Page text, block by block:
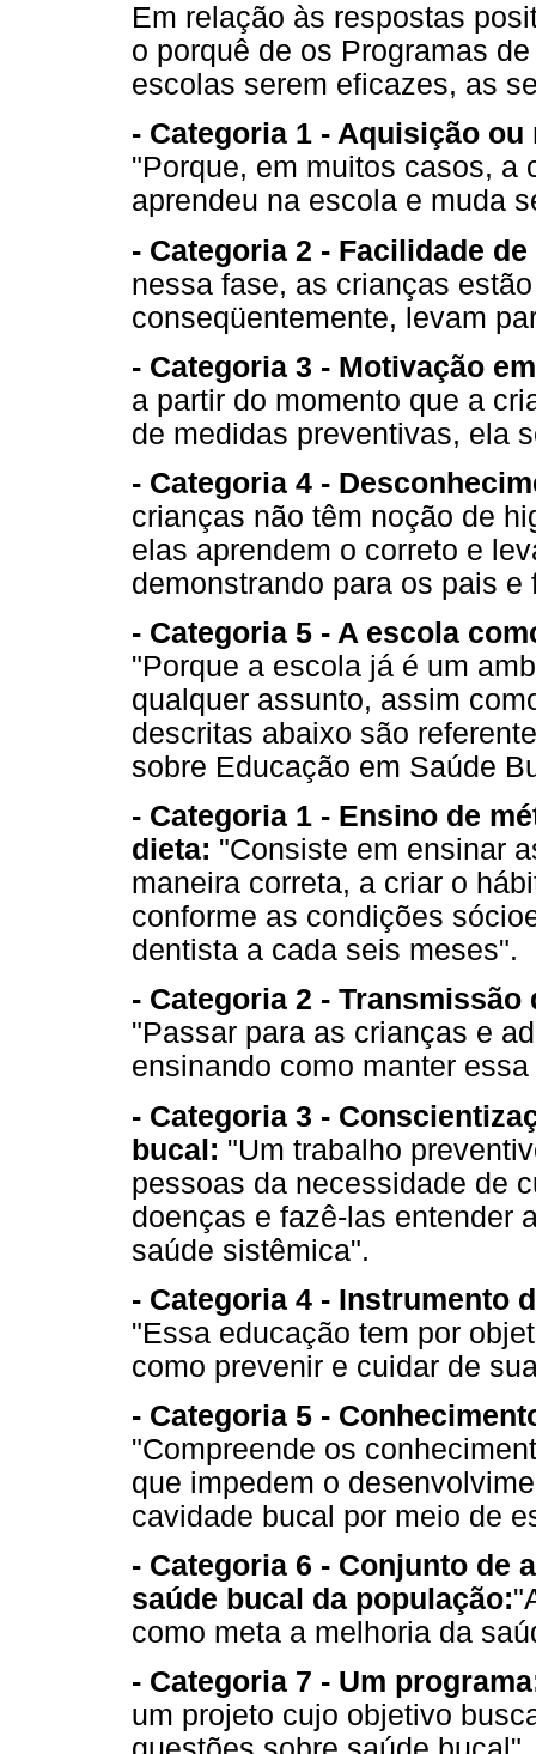
Em relação às respostas
o porquê de os Programas
escolas serem eficazes, as
- Categoria 1 - Aquisição
"Porque, em muitos casos, a
aprendeu na escola e muda
- Categoria 2 - Facilidade
nessa fase, as crianças
conseqüentemente, levam
- Categoria 3 - Motivação
a partir do momento que a
de medidas preventivas, ela
- Categoria 4 -
crianças não têm noção de
elas aprendem o correto e
demonstrando para os pais e
- Categoria 5 - A escola
"Porque a escola já é um
qualquer assunto, assim
descritas abaixo são
sobre Educação em Saúde
- Categoria 1 - Ensino de
dieta: "Consiste em ensinar
maneira correta, a criar o
conforme as condições
dentista a cada seis meses".
- Categoria 2 -
"Passar para as crianças e
ensinando como manter
- Categoria 3 -
bucal: "Um trabalho
pessoas da necessidade de
doenças e fazê-las entender
saúde sistêmica".
- Categoria 4 - Instrumento
"Essa educação tem por
como prevenir e cuidar de
- Categoria 5 -
"Compreende os
que impedem o
cavidade bucal por meio de
- Categoria 6 - Conjunto de
saúde bucal da população:
como meta a melhoria da
- Categoria 7 - Um
um projeto cujo objetivo